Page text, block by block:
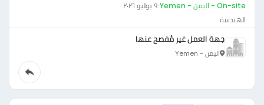
On-site - اليمن - Yemen ·٩ يوليو ٢٠٢٦
الهندسة
جهة العمل غير مُفصح عنها
اليمن - Yemen